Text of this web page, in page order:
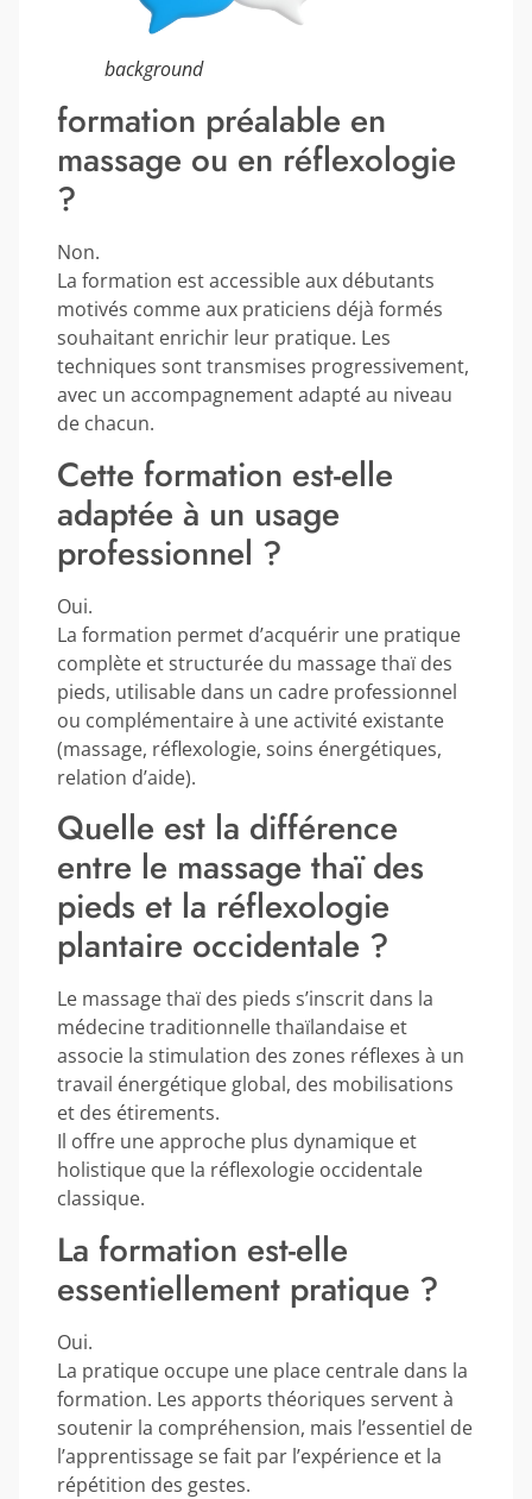
background
formation préalable en
massage ou en réflexologie
?
Non.
La formation est accessible aux débutants
motivés comme aux praticiens déjà formés
souhaitant enrichir leur pratique. Les
techniques sont transmises progressivement,
avec un accompagnement adapté au niveau
de chacun.
Cette formation est-elle
adaptée à un usage
professionnel ?
Oui.
La formation permet d’acquérir une pratique
complète et structurée du massage thaï des
pieds, utilisable dans un cadre professionnel
ou complémentaire à une activité existante
(massage, réflexologie, soins énergétiques,
relation d’aide).
Quelle est la différence
entre le massage thaï des
pieds et la réflexologie
plantaire occidentale ?
Le massage thaï des pieds s’inscrit dans la
médecine traditionnelle thaïlandaise et
associe la stimulation des zones réflexes à un
travail énergétique global, des mobilisations
et des étirements.
Il offre une approche plus dynamique et
holistique que la réflexologie occidentale
classique.
La formation est-elle
essentiellement pratique ?
Oui.
La pratique occupe une place centrale dans la
formation. Les apports théoriques servent à
soutenir la compréhension, mais l’essentiel de
l’apprentissage se fait par l’expérience et la
répétition des gestes.